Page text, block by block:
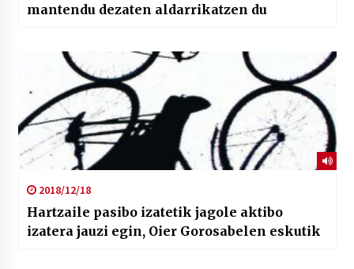
mantendu dezaten aldarrikatzen du
2018/12/18
Hartzaile pasibo izatetik jagole aktibo
izatera jauzi egin, Oier Gorosabelen eskutik